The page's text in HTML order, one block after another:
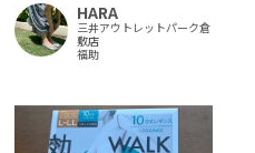
HARA
三井アウトレットパーク倉
敷店
福助